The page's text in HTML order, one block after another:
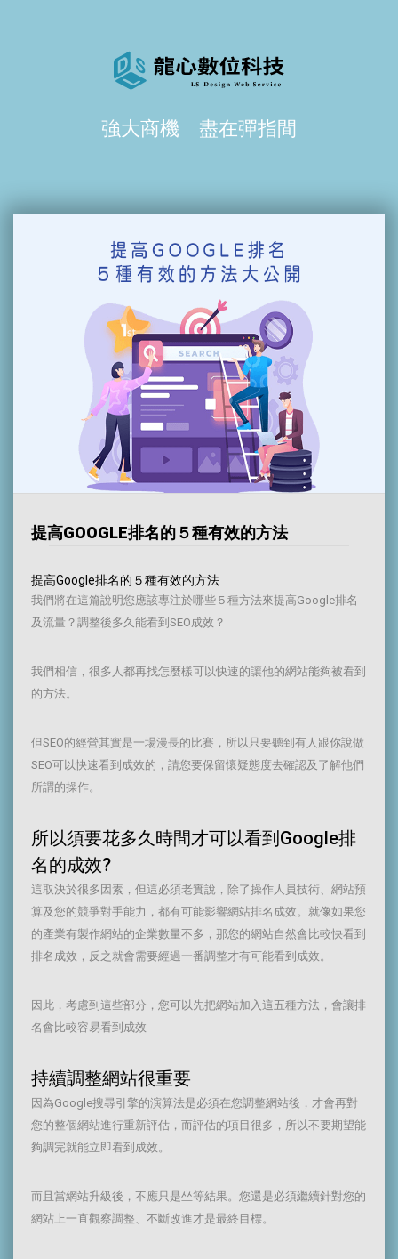
強大商機 盡在彈指間
提高GOOGLE排名的５種有效的方法
提高Google排名的５種有效的方法
我們將在這篇說明您應該專注於哪些５種方法來提高Google排名
及流量？調整後多久能看到SEO成效？
我們相信，很多人都再找怎麼樣可以快速的讓他的網站能夠被看到
的方法。
但SEO的經營其實是一場漫長的比賽，所以只要聽到有人跟你說做
SEO可以快速看到成效的，請您要保留懷疑態度去確認及了解他們
所謂的操作。
所以須要花多久時間才可以看到Google排
名的成效?
這取決於很多因素，但這必須老實說，除了操作人員技術、網站預
算及您的競爭對手能力，都有可能影響網站排名成效。就像如果您
的產業有製作網站的企業數量不多，那您的網站自然會比較快看到
排名成效，反之就會需要經過一番調整才有可能看到成效。
因此，考慮到這些部分，您可以先把網站加入這五種方法，會讓排
名會比較容易看到成效
持續調整網站很重要
因為Google搜尋引擎的演算法是必須在您調整網站後，才會再對
您的整個網站進行重新評估，而評估的項目很多，所以不要期望能
夠調完就能立即看到成效。
而且當網站升級後，不應只是坐等結果。您還是必須繼續針對您的
網站上一直觀察調整、不斷改進才是最終目標。